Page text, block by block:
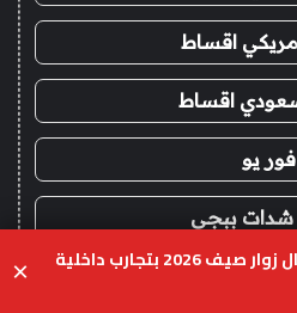
امريكي اقساط
سعودي اقساط
فور يو
ببجي
عن طريق الايدي
جدة تستعد لاستقبال زوار صيف 2026 بتجارب داخلية ×